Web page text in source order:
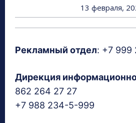
13 февраля,
Рекламный отдел: +7 999
Дирекция
862 264 27 27
+7 988 234-5-999